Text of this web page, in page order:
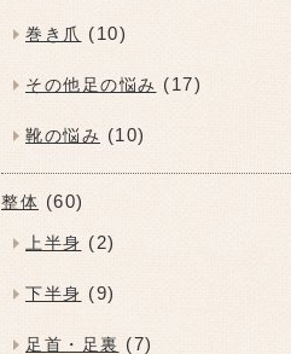
巻き爪 (10)
その他足の悩み (17)
靴の悩み (10)
整体 (60)
上半身 (2)
下半身 (9)
足首・足裏 (7)